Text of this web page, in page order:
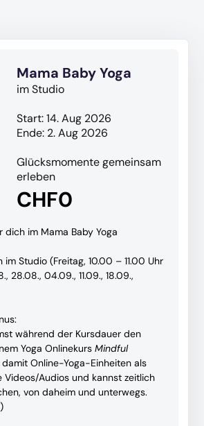
Mama Baby Yoga
im Studio
Start: 14. Aug 2026
Ende: 2. Aug 2026
Glücksmomente gemeinsam
erleben
CHF0
dich im Mama Baby Yoga
im Studio (Freitag, 10.00 – 11.00 Uhr
28.08., 04.09., 11.09., 18.09.,
während der Kursdauer den
Yoga OnlinekursMindful
Online-Yoga-Einheiten als
Videos/Audios und kannst zeitlich
von daheim und unterwegs.